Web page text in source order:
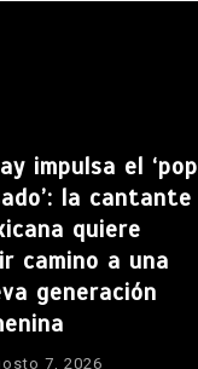
impulsa el ‘pop
la cantante
quiere
camino a una
generación
7, 2026